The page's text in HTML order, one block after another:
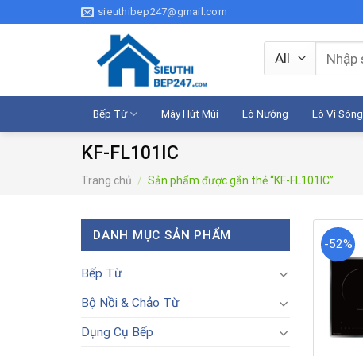
to
sieuthibep247@gmail.com
Tìm
kiếm:
Bếp Từ Máy Hút Mùi Lò Nướng Lò Vi Sóng
KF-FL101IC
Trang chủ / Sản phẩm được gắn thẻ “KF-FL101IC”
DANH MỤC SẢN PHẨM
Bếp Từ
Bộ Nồi & Chảo Từ
Dụng Cụ Bếp
-52%